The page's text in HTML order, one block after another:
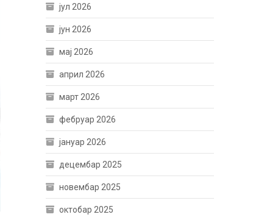
јул 2026
јун 2026
мај 2026
април 2026
март 2026
фебруар 2026
јануар 2026
децембар 2025
новембар 2025
октобар 2025